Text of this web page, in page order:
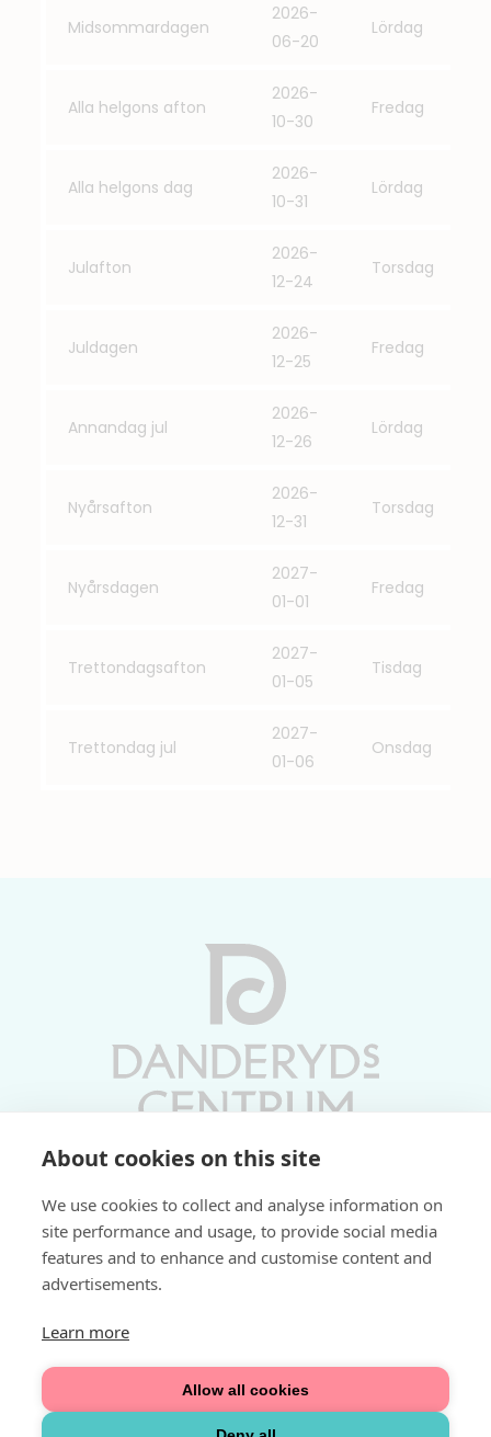
About cookies on this site
We use cookies to collect and analyse information on
site performance and usage, to provide social media
features and to enhance and customise content and
advertisements.
Learn more
Allow all cookies
Midsommardagen
2026-
06-20
Lördag
Alla helgons afton
2026-
10-30
Fredag
Alla helgons dag
2026-
10-31
Lördag
Julafton
2026-
12-24
Torsdag
Juldagen
2026-
12-25
Fredag
Annandag jul
2026-
12-26
Lördag
Nyårsafton
2026-
12-31
Torsdag
Nyårsdagen
2027-
01-01
Fredag
Trettondagsafton
2027-
01-05
Tisdag
Trettondag jul
2027-
01-06
Onsdag
Söndagar 11-17 | Livs 07-22
Fri parkering i P-hus:
Välkommen
Integritetspolicy